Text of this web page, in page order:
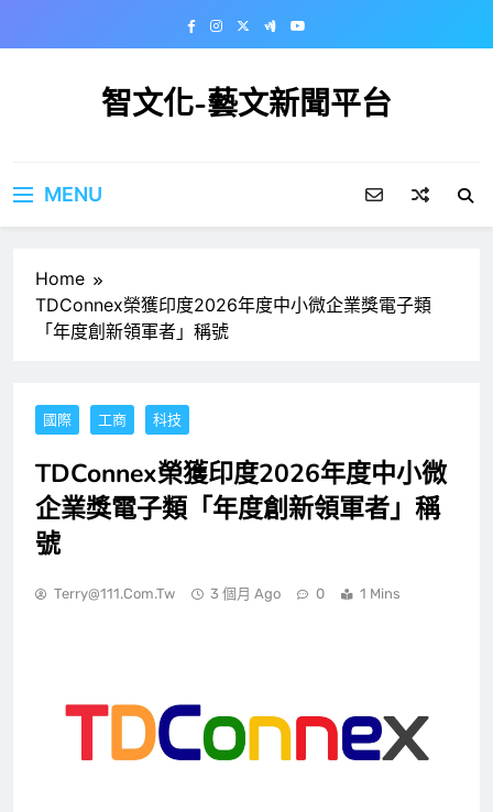
智文化-藝文新聞平台
MENU
Home
TDConnex榮獲印度2026年度中小微企業獎電子類
「年度創新領軍者」稱號
國際 工商 科技
TDConnex榮獲印度2026年度中小微
企業獎電子類「年度創新領軍者」稱
號
Terry@111.com.tw 3 個月 Ago 0 1 Mins